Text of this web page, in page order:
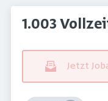
1.003
Jetzt